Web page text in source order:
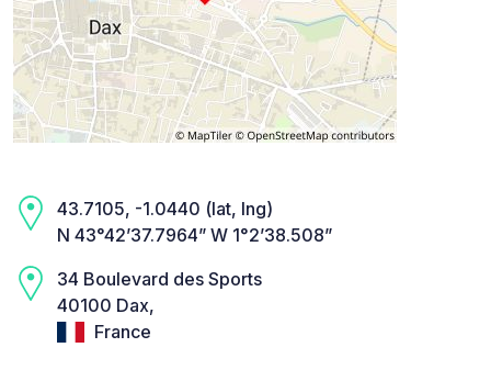
43.7105, -1.0440 (lat, lng)
N 43°42’37.7964” W 1°2’38.508”
34 Boulevard des Sports
40100 Dax,
France